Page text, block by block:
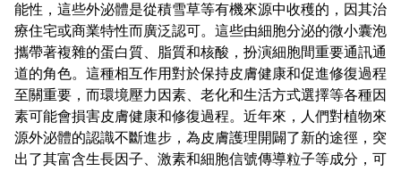
能性，這些外泌體是從積雪草等有機來源中收穫的，因其治
療住宅或商業特性而廣泛認可。這些由細胞分泌的微小囊泡
攜帶著複雜的蛋白質、脂質和核酸，扮演細胞間重要通訊通
道的角色。這種相互作用對於保持皮膚健康和促進修復過程
至關重要，而環境壓力因素、老化和生活方式選擇等各種因
素可能會損害皮膚健康和修復過程。近年來，人們對植物來
源外泌體的認識不斷進步，為皮膚護理開闢了新的途徑，突
出了其富含生長因子、激素和細胞信號傳導粒子等成分，可